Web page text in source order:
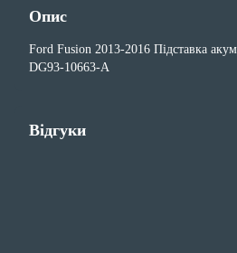
Опис
Ford Fusion 2013-2016 Підставка
DG93-10663-A
Відгуки